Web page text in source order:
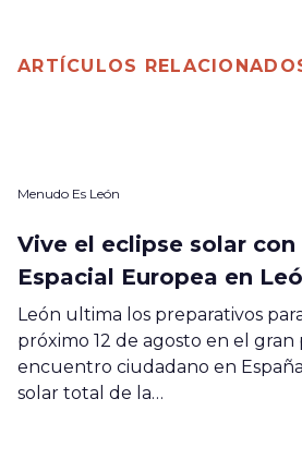
ARTÍCULOS
Menudo Es León
Vive el eclipse solar con
Espacial Europea en
León ultima los preparativos
próximo 12 de agosto en el
encuentro ciudadano en
solar total de la…